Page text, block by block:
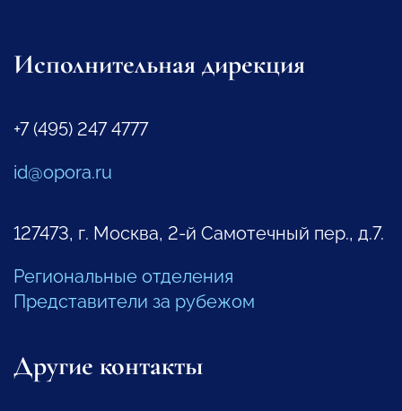
Исполнительная дирекция
+7 (495) 247 4777
id@opora.ru
127473, г. Москва, 2-й Самотечный пер., д.7.
Региональные отделения
Представители за рубежом
Другие контакты